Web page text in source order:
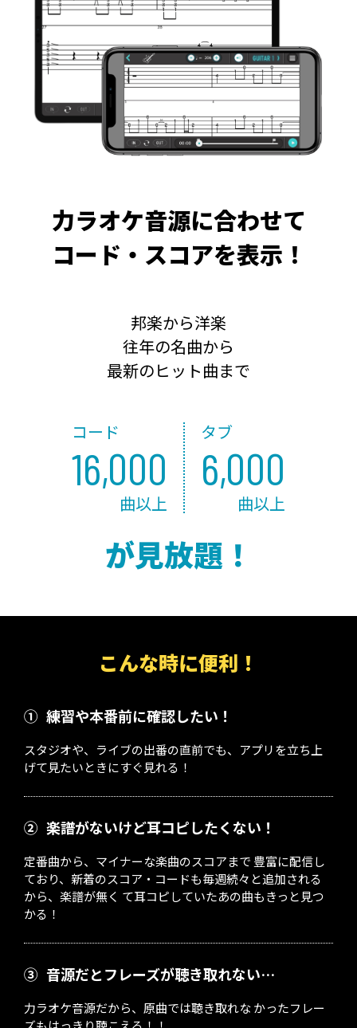
力ラオケ音源に合わせて
コード・スコアを表示！
邦楽から洋楽
往年の名曲から
最新のヒット曲まで
コード
16,000
曲以上
タブ
6,000
曲以上
が見放題！
こんな時に便利！
① 練習や本番前に確認したい！
スタジオや、ライブの出番の直前でも、アプリを立ち上
げて見たいときにすぐ見れる！
② 楽譜がないけど耳コピしたくない！
定番曲から、マイナーな楽曲のスコアまで 豊富に配信し
ており、新着のスコア・コードも毎週続々と追加される
から、楽譜が無く て耳コピしていたあの曲もきっと見つ
かる！
③ 音源だとフレーズが聴き取れない…
力ラオケ音源だから、原曲では聴き取れな かったフレー